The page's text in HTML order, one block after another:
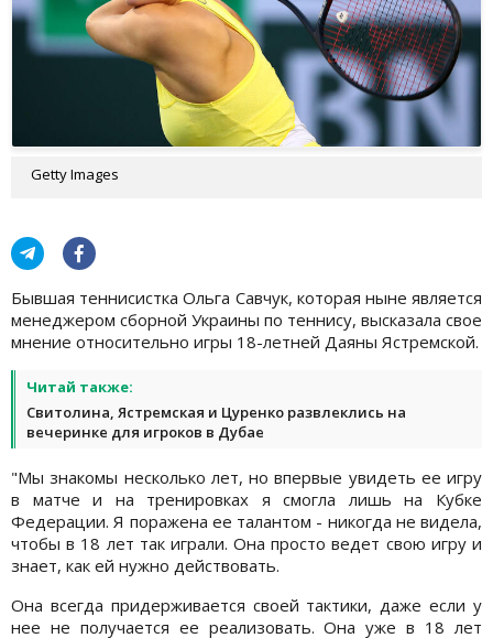
Getty Images
Бывшая теннисистка Ольга Савчук, которая ныне является
менеджером сборной Украины по теннису, высказала свое
мнение относительно игры 18-летней Даяны Ястремской.
Читай также:
Свитолина, Ястремская и Цуренко развлеклись на
вечеринке для игроков в Дубае
"Мы знакомы несколько лет, но впервые увидеть ее игру
в матче и на тренировках я смогла лишь на Кубке
Федерации. Я поражена ее талантом - никогда не видела,
чтобы в 18 лет так играли. Она просто ведет свою игру и
знает, как ей нужно действовать.
Она всегда придерживается своей тактики, даже если у
нее не получается ее реализовать. Она уже в 18 лет